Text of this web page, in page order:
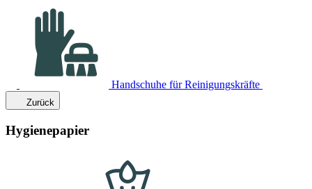
Handschuhe für Reinigungskräfte
Zurück
Hygienepapier